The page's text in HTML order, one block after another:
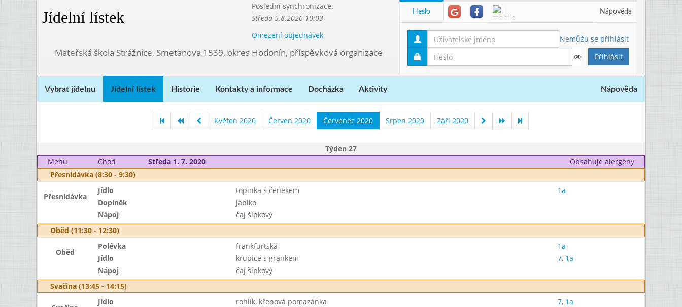
Jídelní lístek
Poslední synchronizace:
Středa 5.8.2026 10:03
Omezení objednávek
Mateřská škola Strážnice, Smetanova 1539, okres Hodonín, příspěvková organizace
Heslo Nápověda
Nemůžu se přihlásit
Vybrat jídelnu Jídelní lístek Historie Kontakty a informace Docházka Aktivity Nápověda
Květen 2020 Červen 2020 Červenec 2020 Srpen 2020 Září 2020
Týden 27
Menu
Chod Středa 1. 7. 2020
Obsahuje alergeny
Přesnídávka (8:30 - 9:30)
Přesnídávka
Jídlo topinka s čenekem
1a
Doplněk
jablko
Nápoj
čaj šípkový
Oběd (11:30 - 12:30)
Oběd
Polévka frankfurtská
1a
Jídlo
krupice s grankem 7, 1a
Nápoj
čaj šípkový
Svačina (13:45 - 14:15)
Jídlo rohlík, křenová pomazánka 7, 1a